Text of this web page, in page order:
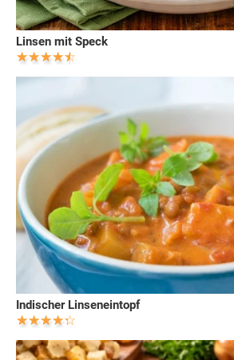
Linsen mit Speck
Indischer Linseneintopf